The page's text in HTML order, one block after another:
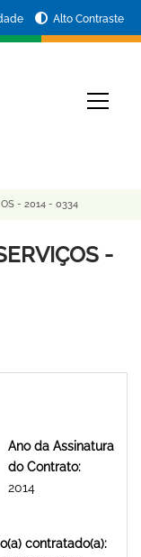
Alto Contraste
- 2014 - 0334
-
Ano da Assinatura
do Contrato:
2014
contratado(a):